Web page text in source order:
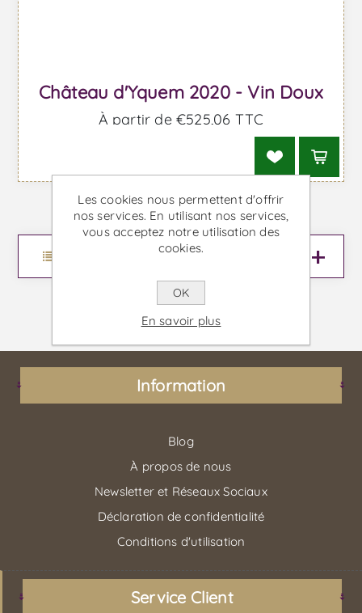
Château d'Yquem 2020 - Vin Doux
À partir de €525,06 TTC
Information
Blog
À propos de nous
Newsletter et Réseaux Sociaux
Déclaration de confidentialité
Conditions d'utilisation
Service Client
Les cookies nous permettent d'offrir
nos services. En utilisant nos services,
vous acceptez notre utilisation des
cookies.
OK
En savoir plus